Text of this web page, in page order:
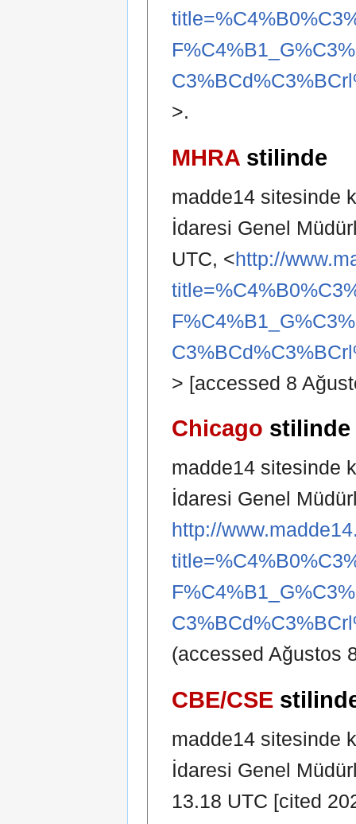
>.
MHRA stilinde
madde14 sitesinde
İdaresi Genel
UTC, <http://
> [accessed 8
Chicago stilinde
madde14 sitesinde
İdaresi Genel
http://
(accessed Ağustos
CBE/CSE
madde14 sitesinde
İdaresi Genel
13.18 UTC [cited